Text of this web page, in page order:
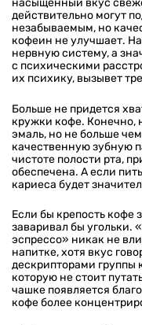
насыщенный вкус
действительно могут
незабываемым, но
кофеин не улучшает.
нервную систему, а
с психическими
их психику, вызывет
Больше не придется
кружки кофе. Конечно,
эмаль, но не больше
качественную зубную
чистоте полости рта,
обеспечена. А если
кариеса будет
Если бы крепость кофе
заваривал бы угольки.
эспрессо» никак не
напитке, хотя вкус
дескрипторами группы
которую не стоит
чашке появляется
кофе более